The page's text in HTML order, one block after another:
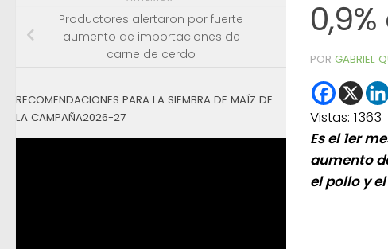
POR GABRIEL
Vistas: 1363
Es el 1er
aumento
el pollo y
Productores alertaron por fuerte
aumento de importaciones de
carne de cerdo
RECOMENDACIONES PARA LA SIEMBRA DE MAÍZ DE
LA CAMPAÑA2026-27